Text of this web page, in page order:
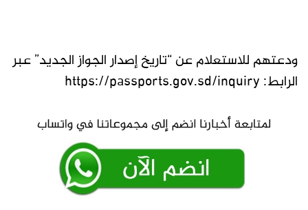
ودعتهم للاستعلام عن “تاريخ إصدار الجواز الجديد” عبر
الرابط: https://passports.gov.sd/inquiry